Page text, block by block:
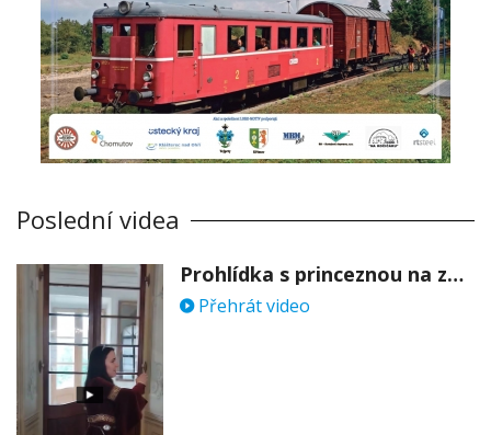
Poslední videa
Prohlídka s princeznou na zámku Stekník
Přehrát video